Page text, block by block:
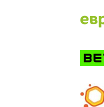
Кубок
ДНМ-МОЛОДЕЧНО
Кубок